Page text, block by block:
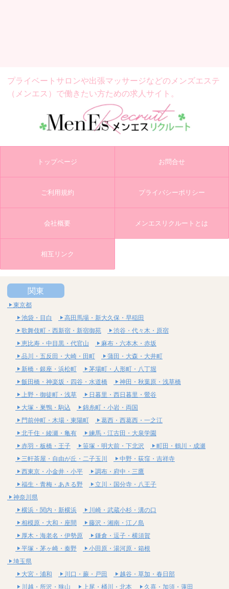
プライベートサロンや出張マッサージなどの メンズエステ
（メンエス）で働きたい方ための求人サイト。
トップページ お問合せ
ご利用規約 プライバシーポリシー
会社概要 メンエスリクルートとは
相互リンク
関東
東京都
池袋・目白
高田馬場・新大久保・早稲田
歌舞伎町・西新宿・新宿御苑
渋谷・代々木・原宿
恵比寿・中目黒・代官山
麻布・六本木・赤坂
品川・五反田・大崎・田町
蒲田・大森・大井町
新橋・銀座・浜松町
茅場町・人形町・八丁堀
飯田橋・神楽坂・四谷・水道橋
神田・秋葉原・浅草橋
上野・御徒町・浅草
日暮里・西日暮里・鶯谷
大塚・巣鴨・駒込
錦糸町・小岩・両国
門前仲町・木場・東陽町
葛西・西葛西・一之江
北千住・綾瀬・亀有
練馬・江古田・大泉学園
赤羽・板橋・王子
笹塚・明大前・下北沢
町田・鶴川・成瀬
三軒茶屋・自由が丘・二子玉川
中野・荻窪・吉祥寺
西東京・小金井・小平
調布・府中・三鷹
福生・青梅・あきる野
立川・国分寺・八王子
神奈川県
横浜・関内・新横浜
川崎・武蔵小杉・溝の口
相模原・大和・座間
藤沢・湘南・江ノ島
厚木・海老名・伊勢原
鎌倉・逗子・横須賀
平塚・茅ヶ崎・秦野
小田原・湯河原・箱根
埼玉県
大宮・浦和
川口・蕨・戸田
越谷・草加・春日部
川越・所沢・狭山
上尾・桶川・北本 久喜・加須・蓮田